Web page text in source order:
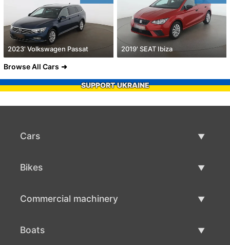
2023' Volkswagen Passat 2019' SEAT Ibiza
Browse All Cars
SUPPORT UKRAINE
Cars
Bikes
Commercial machinery
Boats